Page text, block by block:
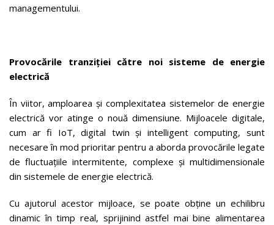
managementului.
Provocările tranziției către noi sisteme de energie
electrică
În viitor, amploarea și complexitatea sistemelor de energie
electrică vor atinge o nouă dimensiune. Mijloacele digitale,
cum ar fi IoT, digital twin și intelligent computing, sunt
necesare în mod prioritar pentru a aborda provocările legate
de fluctuațiile intermitente, complexe și multidimensionale
din sistemele de energie electrică.
Cu ajutorul acestor mijloace, se poate obține un echilibru
dinamic în timp real, sprijinind astfel mai bine alimentarea